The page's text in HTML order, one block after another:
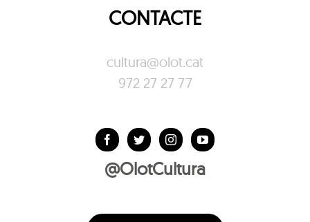
CONTACTE
cultura@olot.cat
972 27 27 77
@OlotCultura